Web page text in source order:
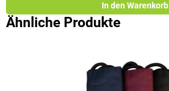
In den Warenkorb
Ähnliche Produkte